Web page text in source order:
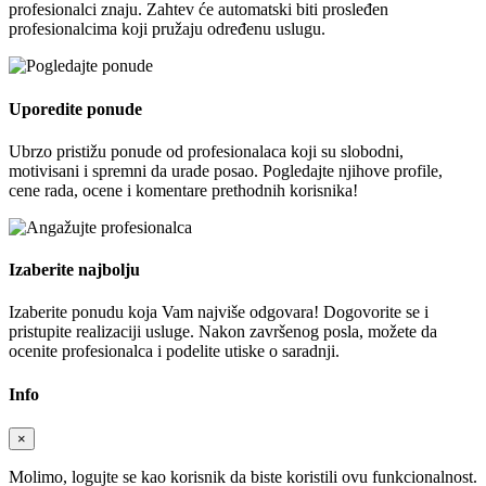
profesionalci znaju. Zahtev će automatski biti prosleđen
profesionalcima koji pružaju određenu uslugu.
Uporedite ponude
Ubrzo pristižu ponude od profesionalaca koji su slobodni,
motivisani i spremni da urade posao. Pogledajte njihove profile,
cene rada, ocene i komentare prethodnih korisnika!
Izaberite najbolju
Izaberite ponudu koja Vam najviše odgovara! Dogovorite se i
pristupite realizaciji usluge. Nakon završenog posla, možete da
ocenite profesionalca i podelite utiske o saradnji.
Info
×
Molimo, logujte se kao korisnik da biste koristili ovu funkcionalnost.